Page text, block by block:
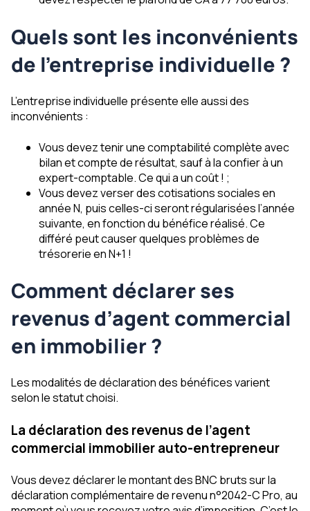
Quels sont les inconvénients
de l’entreprise individuelle ?
L’entreprise individuelle présente elle aussi des
inconvénients :
Vous devez tenir une comptabilité complète avec
bilan et compte de résultat, sauf à la confier à un
expert-comptable. Ce qui a un coût ! ;
Vous devez verser des cotisations sociales en
année N, puis celles-ci seront régularisées l’année
suivante, en fonction du bénéfice réalisé. Ce
différé peut causer quelques problèmes de
trésorerie en N+1 !
Comment déclarer ses
revenus d’agent commercial
en immobilier ?
Les modalités de déclaration des bénéfices varient
selon le statut choisi.
La déclaration des revenus de l’agent
commercial immobilier auto-entrepreneur
Vous devez déclarer le montant des BNC bruts sur la
déclaration complémentaire de revenu n°2042-C Pro, au